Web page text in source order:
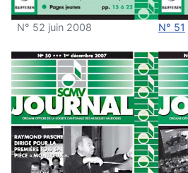
N° 52 juin 2008 N° 51